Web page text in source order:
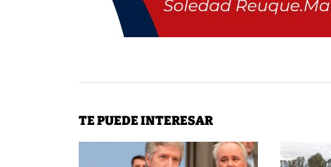
TE PUEDE INTERESAR